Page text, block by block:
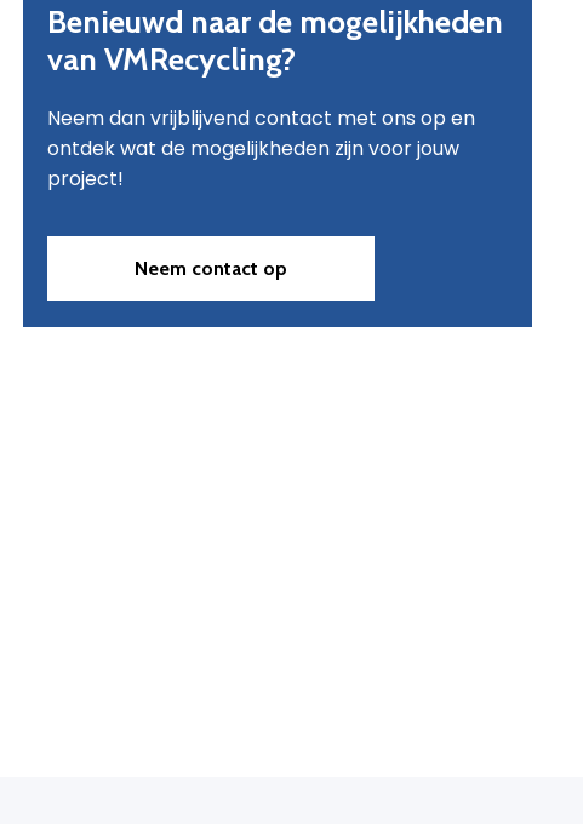
Benieuwd naar de mogelijkheden
van VMRecycling?
Neem dan vrijblijvend contact met ons op en
ontdek wat de mogelijkheden zijn voor jouw
project!
Neem contact op